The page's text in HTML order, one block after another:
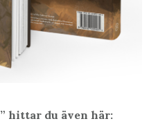
hittar du även här: